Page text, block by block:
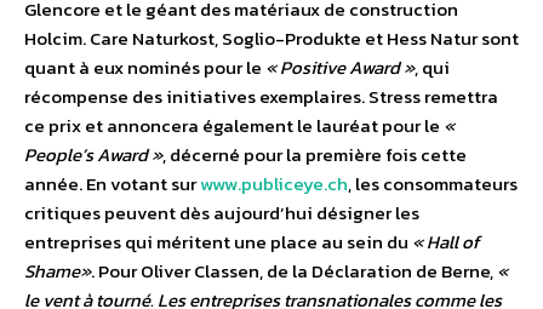
Glencore et le géant des matériaux de construction
Holcim. Care Naturkost, Soglio-Produkte et Hess Natur sont
quant à eux nominés pour le « Positive Award », qui
récompense des initiatives exemplaires. Stress remettra
ce prix et annoncera également le lauréat pour le «
People’s Award », décerné pour la première fois cette
année. En votant surwww.publiceye.ch, les consommateurs
critiques peuvent dès aujourd’hui désigner les
entreprises qui méritent une place au sein du « Hall of
Shame». Pour Oliver Classen, de la Déclaration de Berne,«
le vent à tourné. Les entreprises transnationales comme les